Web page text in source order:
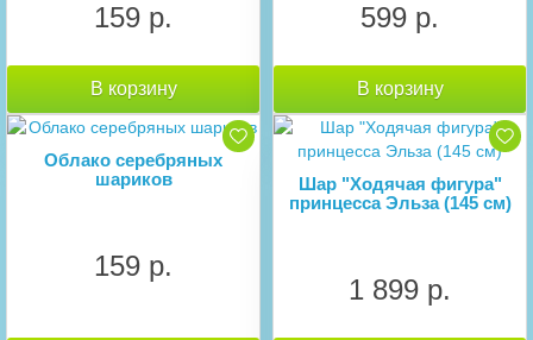
159 р.
В корзину
599 р.
В корзину
Облако серебряных
шариков
159 р.
Шар "Ходячая фигура"
принцесса Эльза (145 см)
1 899 р.